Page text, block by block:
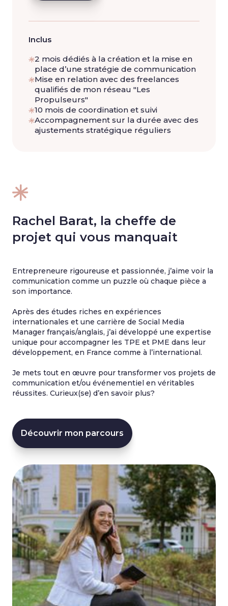
Inclus
2 mois dédiés à la création et la mise en
place d’une stratégie de communication
Mise en relation avec des freelances
qualifiés de mon réseau "Les
Propulseurs"
10 mois de coordination et suivi
Accompagnement sur la durée avec des
ajustements stratégique réguliers
Rachel Barat, la cheffe de
projet qui vous manquait
Entrepreneure rigoureuse et passionnée, j’aime voir la
communication comme un puzzle où chaque pièce a
son importance.
Après des études riches en expériences
internationales et une carrière de Social Media
Manager français/anglais, j’ai développé une expertise
unique pour accompagner les TPE et PME dans leur
développement, en France comme à l’international.
Je mets tout en œuvre pour transformer vos projets de
communication et/ou événementiel en véritables
réussites. Curieux(se) d’en savoir plus?
Découvrir mon parcours